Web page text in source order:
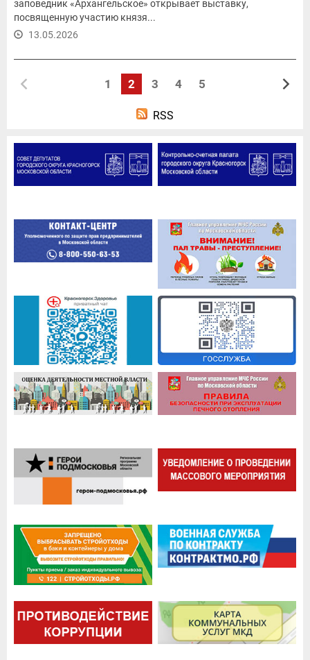
заповедник «Архангельское» открывает выставку,
посвященную участию князя...
13.05.2026
1 2 3 4 5
RSS